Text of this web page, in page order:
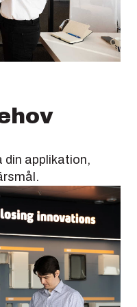
din applikation,